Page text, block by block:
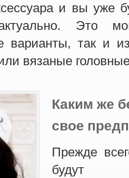
и вы уже
Это
варианты, так и
вязаные
Каким же
свое
Прежде
будут